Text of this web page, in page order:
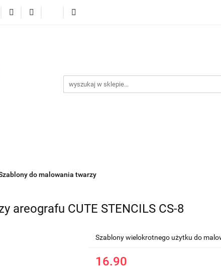
do malowania twarzy
areografu CUTE STENCILS CS-8
Szablony wielokrotnego użytku do
16.90